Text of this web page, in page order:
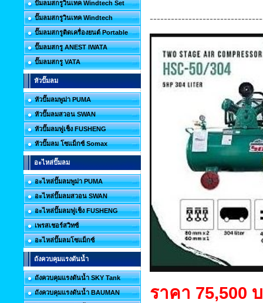
ปั๊มลมสกรูวินเทค Windtech Set
ปั๊มลมสกรูวินเทค Windtech
ปั๊มลมสกรูติดเครื่องยนต์ Portable
ปั๊มลมสกรู ANEST IWATA
ปั๊มลมสกรู VATA
หัวปั๊มลม
หัวปั๊มลมพูม่า PUMA
หัวปั๊มลมสวอน SWAN
หัวปั๊มลมฟูเช็ง FUSHENG
หัวปั๊มลม โซแม็กซ์ Somax
อะไหล่ปั๊มลม
อะไหล่ปั๊มลมพูม่า PUMA
อะไหล่ปั๊มลมสวอน SWAN
อะไหล่ปั๊มลมฟูเช็ง FUSHENG
เพรสเชอร์สวิทซ์
อะไหล่ปั๊มลมโซแม็กซ์
ถังควบคุมแรงดันน้ำ
ถังควบคุมแรงดันน้ำ SKY Tank
ถังควบคุมแรงดันน้ำ BAUMAN
ราคา 75,500